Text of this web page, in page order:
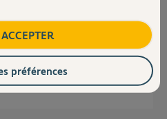
avec ce problème de perte de
de 7 ans
préférences